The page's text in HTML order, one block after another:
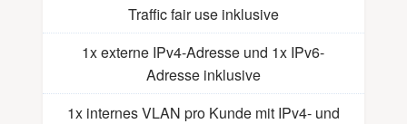
Traffic fair use inklusive
1x externe IPv4-Adresse und 1x IPv6-
Adresse inklusive
1x internes VLAN pro Kunde mit IPv4- und